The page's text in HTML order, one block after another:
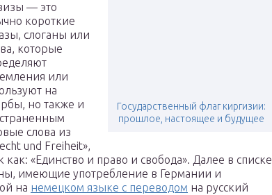
Государственный флаг киргизии:
прошлое, настоящее и будущее
— это
короткие
слоганы или
которые
или
на
но также и
слова из
und Freiheit»,
«Единство и право и свобода». Далее в списке
имеющие употребление в Германии и
на немецком языке с переводом на русский